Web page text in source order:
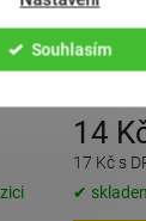
Souhlasím
s otvory
17 Kč s
14
✔